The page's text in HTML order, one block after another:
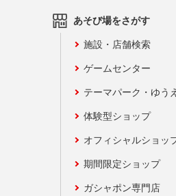
あそび場をさがす
施設・店舗検索
ゲームセンター
テーマパーク・ゆう
体験型ショップ
オフィシャルショッ
期間限定ショップ
ガシャポン専門店